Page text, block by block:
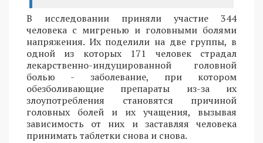
В исследовании приняли участие 344
человека с мигренью и головными болями
напряжения. Их поделили на две группы, в
одной из которых 171 человек страдал
лекарственно-индуцированной головной
болью - заболевание, при котором
обезболивающие препараты из-за их
злоупотребления становятся причиной
головных болей и их учащения, вызывая
зависимость от них и заставляя человека
принимать таблетки снова и снова.